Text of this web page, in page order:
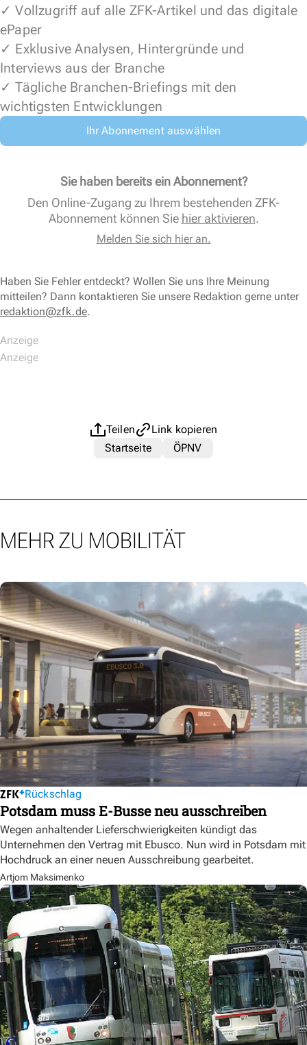
✓ Vollzugriff auf alle ZFK-Artikel und das digitale
ePaper
✓ Exklusive Analysen, Hintergründe und
Interviews aus der Branche
✓ Tägliche Branchen-Briefings mit den
wichtigsten Entwicklungen
Ihr Abonnement auswählen
Sie haben bereits ein Abonnement?
Den Online-Zugang zu Ihrem bestehenden ZFK-
Abonnement können Sie hier aktivieren.
Melden Sie sich hier an.
Haben Sie Fehler entdeckt? Wollen Sie uns Ihre Meinung
mitteilen? Dann kontaktieren Sie unsere Redaktion gerne unter
redaktion@zfk.de.
Teilen
Link kopieren
Startseite
ÖPNV
MEHR ZU MOBILITÄT
Rückschlag
Potsdam muss E-Busse neu ausschreiben
Wegen anhaltender Lieferschwierigkeiten kündigt das
Unternehmen den Vertrag mit Ebusco. Nun wird in Potsdam mit
Hochdruck an einer neuen Ausschreibung gearbeitet.
Artjom Maksimenko